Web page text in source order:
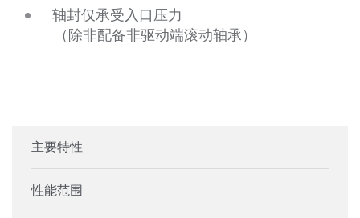
轴封仅承受入口压力
（除非配备非驱动端滚动轴承）
主要特性
性能范围